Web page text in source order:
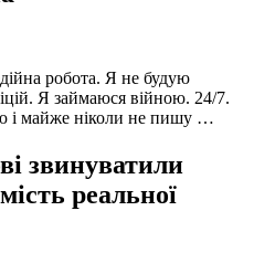
робота. Я не будую
Я займаюся війною. 24/7.
і майже ніколи не пишу …
звинуватили
реальної